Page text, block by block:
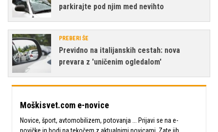
parkirajte pod njim med nevihto
PREBERI ŠE
Previdno na italijanskih cestah: nova
prevara z 'uničenim ogledalom'
Moškisvet.com e-novice
Novice, šport, avtomobilizem, potovanja ... Prijavi se na e-
novičke in bodi na tekočem z aktualnimi novicami. Zate jih